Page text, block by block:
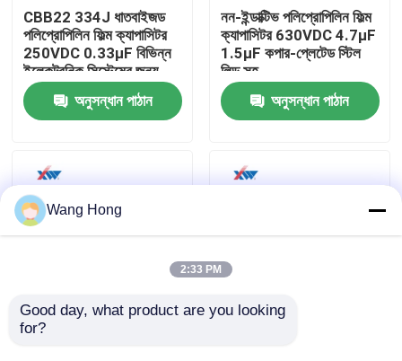
আমাদের সম্পর্কে
কারখানা ভ্রমণ
মান নিয়ন্ত্রণ
যোগাযোগ করুন
উদ্ধৃতির জন্য আবেদন
CBB22 334J ধাতবাইজড
পলিপ্রোপিলিন ফিল্ম ক্যাপাসিটর
250VDC 0.33μF বিভিন্ন
ইলেকট্রনিক সিস্টেমের জন্য
অনুসন্ধান পাঠান
নন-ইন্ডাক্টিভ পলিপ্রোপিলিন ফিল্ম
ক্যাপাসিটর 630VDC 4.7μF
1.5μF কপার-প্লেটেড স্টিল
লিড সহ
অনুসন্ধান পাঠান
পলিপ্রোপিলিন ফিল্ম ক্যাপাসিটর
Wang Hong
2:33 PM
Good day, what product are you looking
for?